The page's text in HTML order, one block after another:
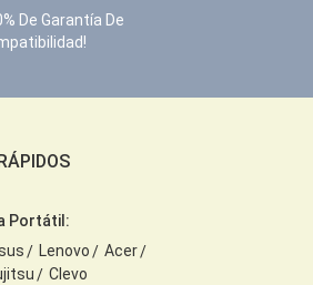
De Garantía De
Portátil:
Lenovo
Acer
Clevo